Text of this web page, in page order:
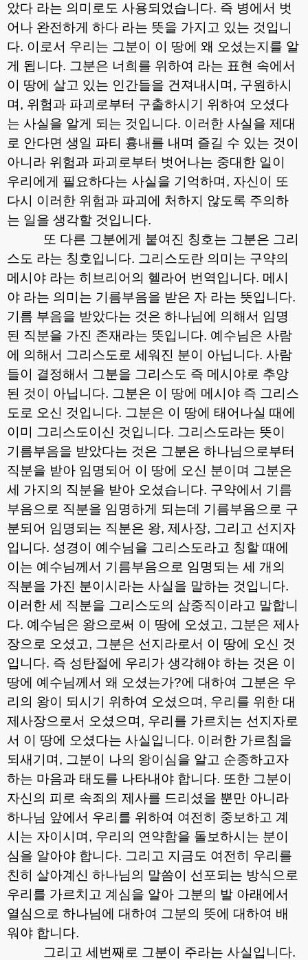
았다 라는 의미로도 사용되었습니다. 즉 병에서 벗
어나 완전하게 하다 라는 뜻을 가지고 있는 것입니
다. 이로서 우리는 그분이 이 땅에 왜 오셨는지를 알
게 됩니다. 그분은 너희를 위하여 라는 표현 속에서
이 땅에 살고 있는 인간들을 건져내시며 , 구원하시
며 , 위험과 파괴로부터 구출하시기 위하여 오셨다
는 사실을 알게 되는 것입니다. 이러한 사실을 제대
로 안다면 생일 파티 흉내를 내며 즐길 수 있는 것이
아니라 위험과 파괴로부터 벗어나는 중대한 일이
우리에게 필요하다는 사실을 기억하며 , 자신이 또
다시 이러한 위험과 파괴에 처하지 않도록 주의하
는 일을 생각할 것입니다.
또 다른 그분에게 붙여진 칭호는 그분은 그리
스도 라는 칭호입니다. 그리스도란 의미는 구약의
메시야 라는 히브리어의 헬라어 번역입니다. 메시
야 라는 의미는 기름부음을 받은 자 라는 뜻입니다.
기름 부음을 받았다는 것은 하나님에 의해서 임명
된 직분을 가진 존재라는 뜻입니다. 예수님은 사람
에 의해서 그리스도로 세워진 분이 아닙니다. 사람
들이 결정해서 그분을 그리스도 즉 메시야로 추앙
된 것이 아닙니다. 그분은 이 땅에 메시야 즉 그리스
도로 오신 것입니다. 그분은 이 땅에 태어나실 때에
이미 그리스도이신 것입니다. 그리스도라는 뜻이
기름부음을 받았다는 것은 그분은 하나님으로부터
직분을 받아 임명되어 이 땅에 오신 분이며 그분은
세 가지의 직분을 받아 오셨습니다. 구약에서 기름
부음으로 직분을 임명하게 되는데 기름부음으로 구
분되어 임명되는 직분은 왕, 제사장, 그리고 선지자
입니다. 성경이 예수님을 그리스도라고 칭할 때에
이는 예수님께서 기름부음으로 임명되는 세 개의
직분을 가진 분이시라는 사실을 말하는 것입니다.
이러한 세 직분을 그리스도의 삼중직이라고 말합니
다. 예수님은 왕으로써 이 땅에 오셨고, 그분은 제사
장으로 오셨고, 그분은 선지라로서 이 땅에 오신 것
입니다. 즉 성탄절에 우리가 생각해야 하는 것은 이
땅에 예수님께서 왜 오셨는가?에 대하여 그분은 우
리의 왕이 되시기 위하여 오셨으며 , 우리를 위한 대
제사장으로서 오셨으며 , 우리를 가르치는 선지자로
서 이 땅에 오셨다는 사실입니다. 이러한 가르침을
되새기며 , 그분이 나의 왕이심을 알고 순종하고자
하는 마음과 태도를 나타내야 합니다. 또한 그분이
자신의 피로 속죄의 제사를 드리셨을 뿐만 아니라
하나님 앞에서 우리를 위하여 여전히 중보하고 계
시는 자이시며 , 우리의 연약함을 돌보하시는 분이
심을 알아야 합니다. 그리고 지금도 여전히 우리를
친히 살아계신 하나님의 말씀이 선포되는 방식으로
우리를 가르치고 계심을 알아 그분의 발 아래에서
열심으로 하나님에 대하여 그분의 뜻에 대하여 배
워야 합니다.
그리고 세번째로 그분이 주라는 사실입니다.